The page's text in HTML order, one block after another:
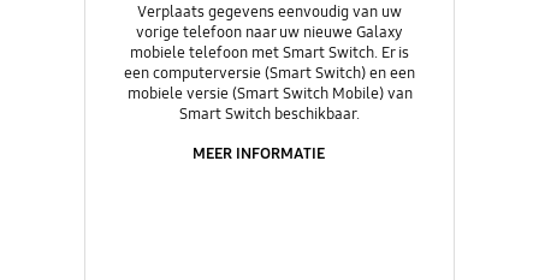
Verplaats gegevens eenvoudig van uw
vorige telefoon naar uw nieuwe Galaxy
mobiele telefoon met Smart Switch. Er is
een computerversie (Smart Switch) en een
mobiele versie (Smart Switch Mobile) van
Smart Switch beschikbaar.
MEER INFORMATIE